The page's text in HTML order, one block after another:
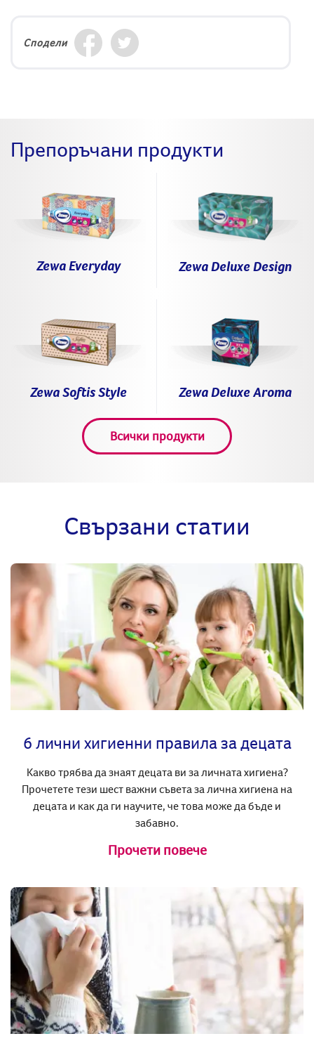
Сподели
Препоръчани продукти
Zewa Everyday Zewa Deluxe Design
Zewa Softis Style Zewa Deluxe Aroma
Всички продукти
Свързани статии
6 лични хигиенни правила за децата
Какво трябва да знаят децата ви за личната хигиена?
Прочетете тези шест важни съвета за лична хигиена на
децата и как да ги научите, че това може да бъде и
забавно.
Прочети повече